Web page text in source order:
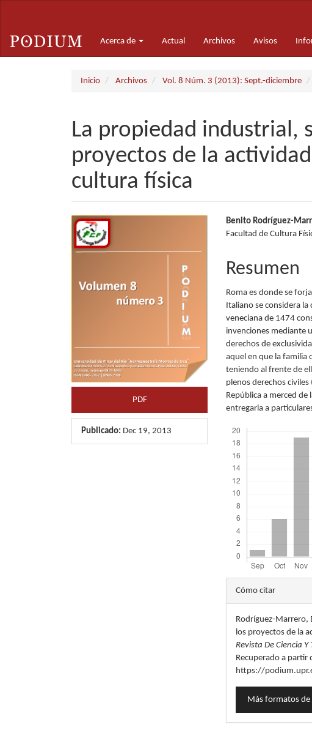
principal
Barra
Acerca de Actual Archivos Avisos
Inicio Archivos Vol. 8 Núm. 3 (2013): Sept.-diciembre
La propiedad industrial,
proyectos de la
cultura física
Barra
lateral
artículo
PDF
Publicado: Dec 19, 2013
Contenido
del
artículo
Benito Rodríguez-
Facultad de Cultura
Resumen
Roma es donde se
Italiano se considera
veneciana de 1474
invenciones mediante
derechos de
aquel en que la familia
teniendo al frente de
plenos derechos
República a merced
entregarla a
Detalles
del
artículo
Cómo citar
Rodríguez-Marrero,
los proyectos de la
Revista De Ciencia
Recuperado a partir
https://
Más formatos